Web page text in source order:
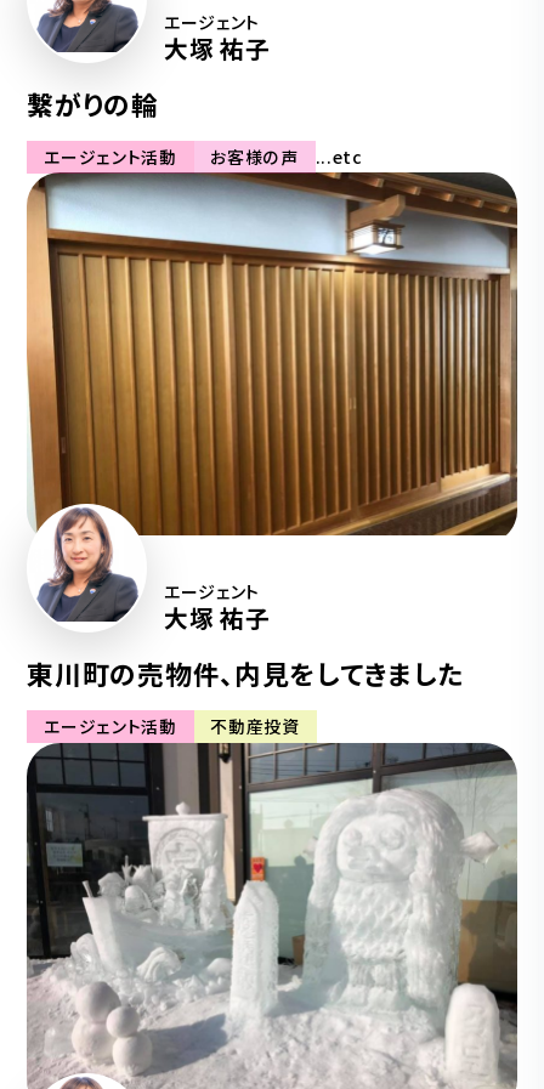
エージェント
大塚 祐子
繋がりの輪
エージェント活動 お客様の声 ...etc
エージェント
大塚 祐子
東川町の売物件、内見をしてきました
エージェント活動 不動産投資